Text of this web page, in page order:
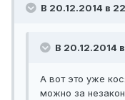
В 20.12.2014 в
В 20.12.2014
А вот это уже
можно за